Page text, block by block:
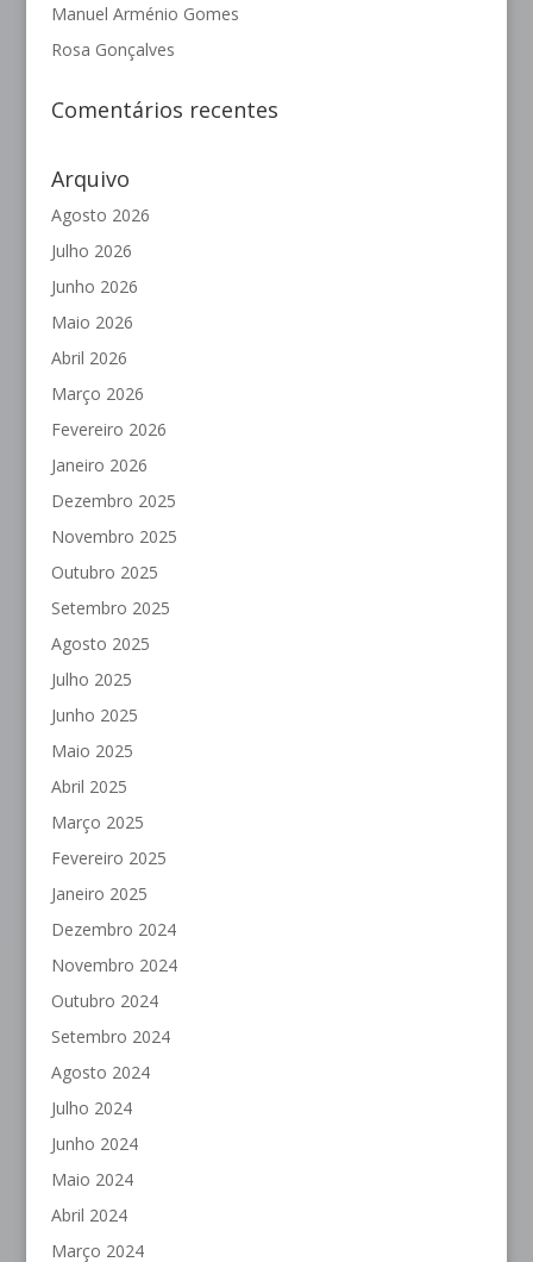
Manuel Arménio Gomes
Rosa Gonçalves
Comentários recentes
Arquivo
Agosto 2026
Julho 2026
Junho 2026
Maio 2026
Abril 2026
Março 2026
Fevereiro 2026
Janeiro 2026
Dezembro 2025
Novembro 2025
Outubro 2025
Setembro 2025
Agosto 2025
Julho 2025
Junho 2025
Maio 2025
Abril 2025
Março 2025
Fevereiro 2025
Janeiro 2025
Dezembro 2024
Novembro 2024
Outubro 2024
Setembro 2024
Agosto 2024
Julho 2024
Junho 2024
Maio 2024
Abril 2024
Março 2024